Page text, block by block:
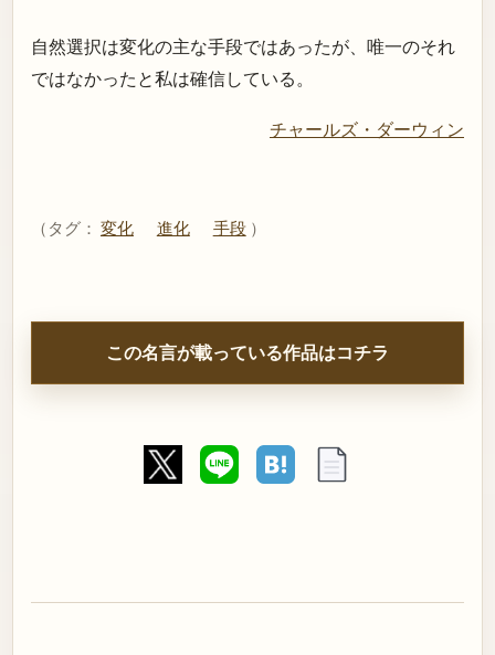
自然選択は変化の主な手段ではあったが、唯一のそれ
ではなかったと私は確信している。
チャールズ・ダーウィン
（タグ： 変化 進化 手段 ）
この名言が載っている作品はコチラ